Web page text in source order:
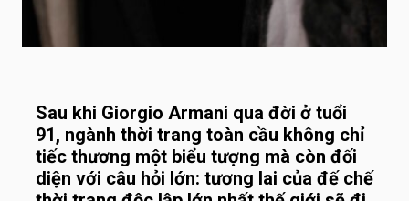
Sau khi Giorgio Armani qua đời ở tuổi
91, ngành thời trang toàn cầu không chỉ
tiếc thương một biểu tượng mà còn đối
diện với câu hỏi lớn: tương lai của đế chế